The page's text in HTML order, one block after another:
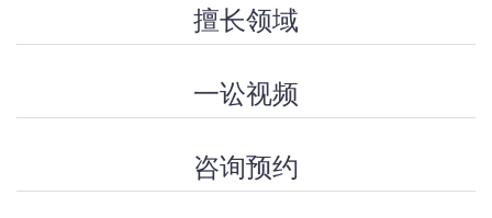
擅长领域
一讼视频
咨询预约